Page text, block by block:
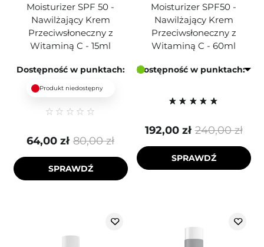
Moisturizer SPF 50 -
Nawilżający Krem
Przeciwsłoneczny z
Witaminą C - 15ml
Dostępność w punktach:
Produkt niedostępny
80,00 zł
64,00 zł
SPRAWDŹ
Moisturizer SPF50 -
Nawilżający Krem
Przeciwsłoneczny z
Witaminą C - 60ml
Dostępność w punktach:
240,00 zł
192,00 zł
SPRAWDŹ